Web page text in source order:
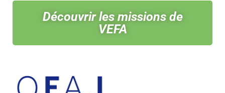
Découvrir les missions de
VEFA